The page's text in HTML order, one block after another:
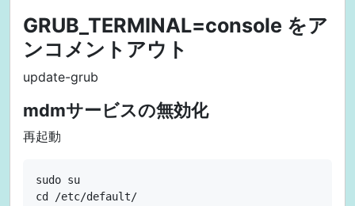
GRUB_TERMINAL=console をア
ンコメントアウト
update-grub
mdmサービスの無効化
再起動
sudo su
cd /etc/default/